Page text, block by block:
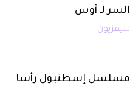
السر لـ أوس
تليفزيون
مسلسل إسطنبول رأسا